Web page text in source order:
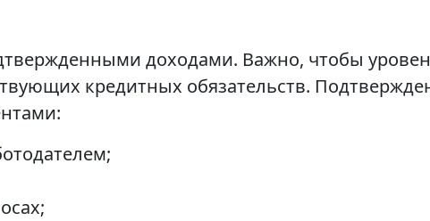
доходами. Важно, чтобы
кредитных обязательств.